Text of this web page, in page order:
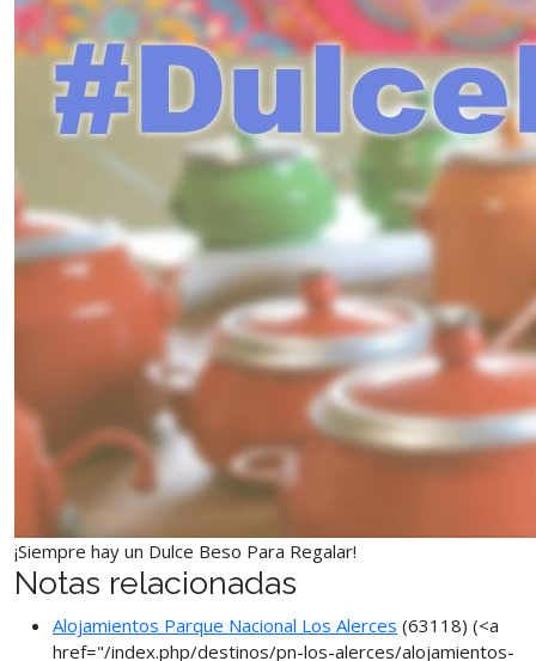
¡Siempre hay un Dulce Beso Para Regalar!
Notas relacionadas
Alojamientos Parque Nacional Los Alerces (63118) (<a
href="/index.php/destinos/pn-los-alerces/alojamientos-